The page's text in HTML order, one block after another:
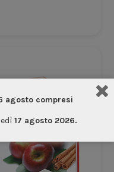
agosto compresi
17 agosto 2026.